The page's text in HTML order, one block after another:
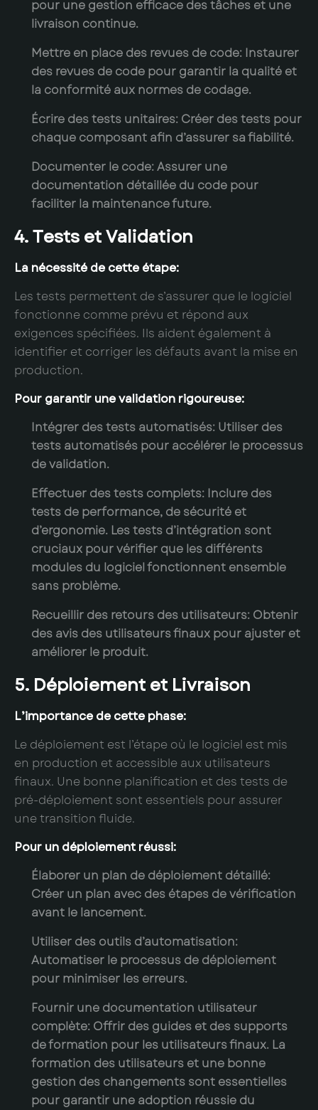
pour une gestion efficace des tâches et une
livraison continue.
Mettre en place des revues de code: Instaurer
des revues de code pour garantir la qualité et
la conformité aux normes de codage.
Écrire des tests unitaires: Créer des tests pour
chaque composant afin d’assurer sa fiabilité.
Documenter le code:Assurer une
documentation détaillée du code pour
faciliter la maintenance future.
4. Tests et Validation
La nécessité de cette étape:
Les tests permettent de s’assurer que le logiciel
fonctionne comme prévu et répond aux
exigences spécifiées. Ils aident également à
identifier et corriger les défauts avant la mise en
production.
Pour garantir une validation rigoureuse:
Intégrer des tests automatisés: Utiliser des
tests automatisés pour accélérer le processus
de validation.
Effectuer des tests complets: Inclure des
tests de performance, de sécurité et
d’ergonomie. Les tests d’intégration sont
cruciaux pour vérifier que les différents
modules du logiciel fonctionnent ensemble
sans problème.
Recueillir des retours des utilisateurs: Obtenir
des avis des utilisateurs finaux pour ajuster et
améliorer le produit.
5. Déploiement et Livraison
L’importance de cette phase:
Le déploiement est l’étape où le logiciel est mis
en production et accessible aux utilisateurs
finaux. Une bonne planification et des tests de
pré-déploiement sont essentiels pour assurer
une transition fluide.
Pour un déploiement réussi:
Élaborer un plan de déploiement détaillé:
Créer un plan avec des étapes de vérification
avant le lancement.
Utiliser des outils d’automatisation:
Automatiser le processus de déploiement
pour minimiser les erreurs.
Fournir une documentation utilisateur
complète: Offrir des guides et des supports
de formation pour les utilisateurs finaux. La
formation des utilisateurs et une bonne
gestion des changements sont essentielles
pour garantir une adoption réussie du